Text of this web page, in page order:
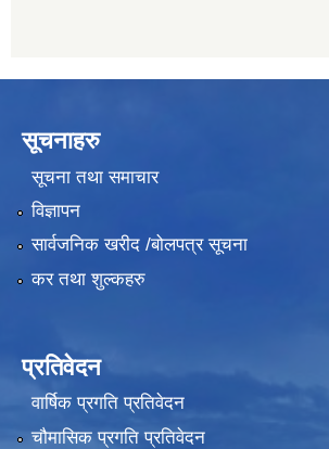
सूचनाहरु
सूचना तथा समाचार
विज्ञापन
सार्वजनिक खरीद /बोलपत्र सूचना
कर तथा शुल्कहरु
प्रतिवेदन
वार्षिक प्रगति प्रतिवेदन
चौमासिक प्रगति प्रतिवेदन